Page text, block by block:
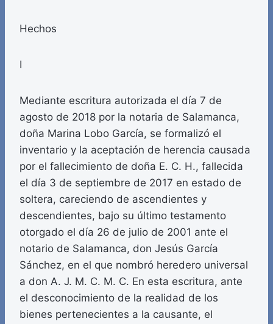
Hechos
I
Mediante escritura autorizada el día 7 de
agosto de 2018 por la notaria de Salamanca,
doña Marina Lobo García, se formalizó el
inventario y la aceptación de herencia causada
por el fallecimiento de doña E. C. H., fallecida
el día 3 de septiembre de 2017 en estado de
soltera, careciendo de ascendientes y
descendientes, bajo su último testamento
otorgado el día 26 de julio de 2001 ante el
notario de Salamanca, don Jesús García
Sánchez, en el que nombró heredero universal
a don A. J. M. C. M. C. En esta escritura, ante
el desconocimiento de la realidad de los
bienes pertenecientes a la causante, el